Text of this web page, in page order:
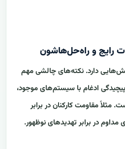
رایج و راه‌حل‌هاشون
دارد. نکته‌های چالشی مهم
ادغام با سیستم‌های موجود،
مثلاً مقاومت کارکنان در برابر
در برابر تهدیدهای نوظهور.